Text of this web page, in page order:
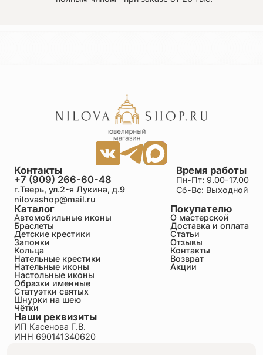
Каталог
Автомобильные иконы
Браслеты
Детские крестики
Запонки
Кольца
Нательные крестики
Нательные иконы
Настольные иконы
Образки именные
Статуэтки святых
Шнурки на шею
Чётки
Покупателю
О мастерской
Доставка и оплата
Статьи
Отзывы
Контакты
Возврат
Акции
Время работы
Пн-Пт: 9.00-17.00
Сб-Вс: Выходной
Контакты
+7 (909) 266-60-48
г.Тверь, ул.2-я Лукина, д.9
nilovashop@mail.ru
Наши реквизиты
ИП Касенова Г.В.
ИНН 690141340620